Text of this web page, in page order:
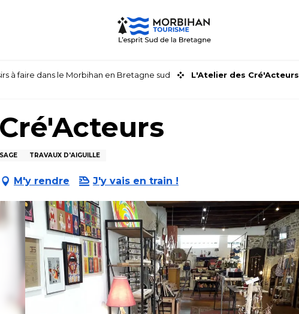
à faire dans le Morbihan en Bretagne sud L'Atelier des Cré'Acteurs
TRAVAUX D'AIGUILLE
M'y rendre J'y vais en train !